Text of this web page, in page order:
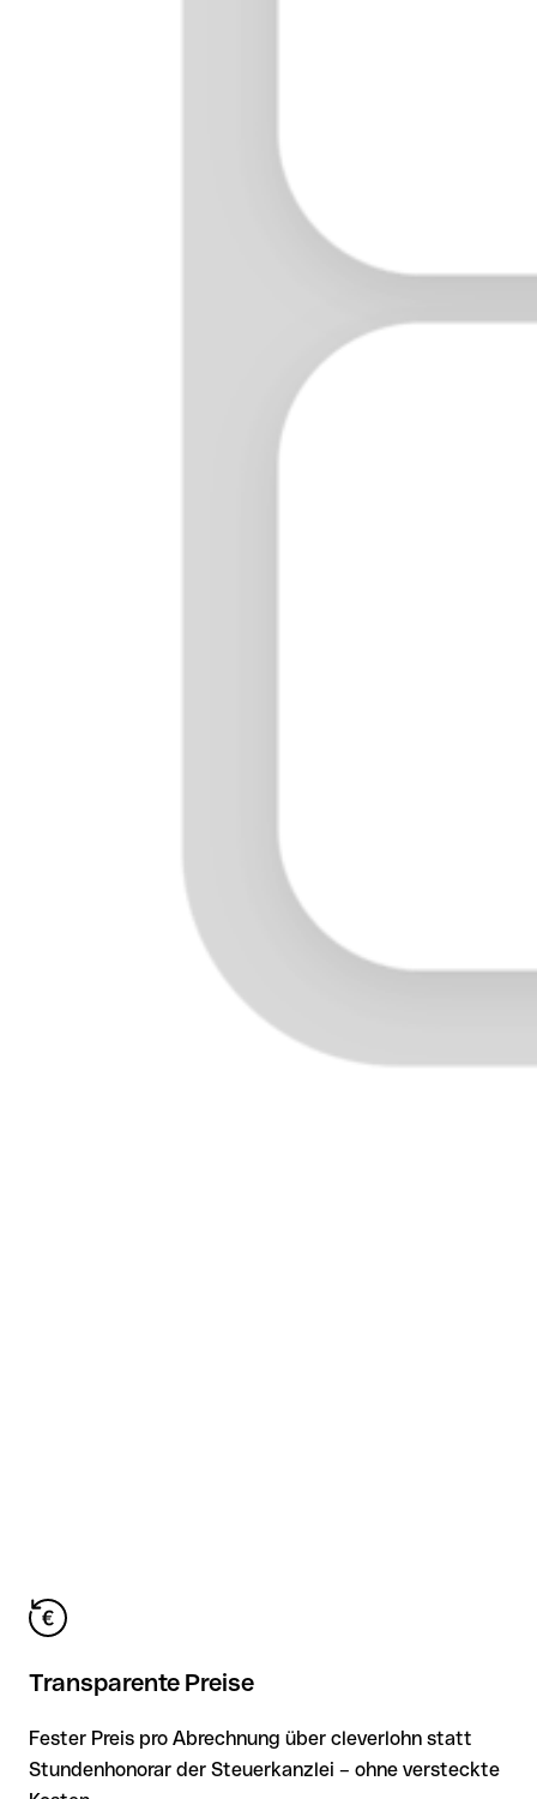
Transparente Preise
Fester Preis pro Abrechnung über cleverlohn statt
Stundenhonorar der Steuerkanzlei – ohne versteckte